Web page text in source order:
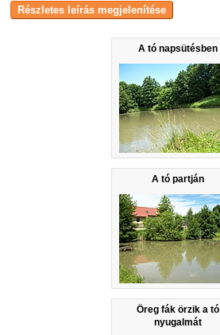
A tó napsütésben
A tó partján
Öreg fák örzik a tó
nyugalmát